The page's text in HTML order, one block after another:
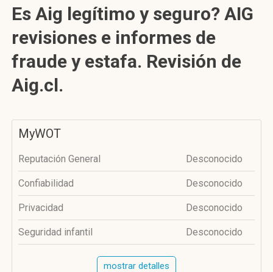
Es Aig legítimo y seguro? AIG
revisiones e informes de
fraude y estafa. Revisión de
Aig.cl.
MyWOT
Reputación General Desconocido
Confiabilidad Desconocido
Privacidad Desconocido
Seguridad infantil Desconocido
mostrar detalles